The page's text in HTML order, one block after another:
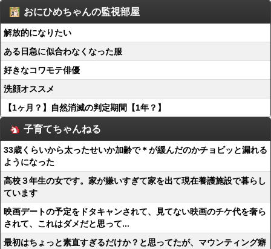
おにひめちゃんの監視部屋
解放的になりたい
ある日急に似合わなくなった服
好きなコワモテ俳優
洗顔オススメ
【1ヶ月？】自然消滅の判定期間【1年？】
子育てちゃんねる
33歳くらいから太ったせいか加齢で＊が緩んだのかチョビッと漏れる
ようになった
高校３年生の女です。家が嫌いすぎて家を出て現在養護施設で暮らし
ています
映画デートの予定をドタキャンされて、見てない映画のチケ代を奢ら
されて、これはダメだと思って...
最初はちょっと素直すぎるだけか？と思ってたが、マウンティング癖